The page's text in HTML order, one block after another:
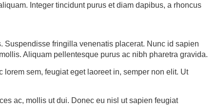
Integer tincidunt purus et diam dapibus, a rhoncus
Suspendisse fringilla venenatis placerat. Nunc id sapien
Aliquam pellentesque purus ac nibh pharetra gravida.
sem, feugiat eget laoreet in, semper non elit. Ut
ac, mollis ut dui. Donec eu nisl ut sapien feugiat